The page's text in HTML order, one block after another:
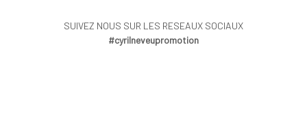
SUIVEZ NOUS SUR LES RESEAUX SOCIAUX
#cyrilneveupromotion